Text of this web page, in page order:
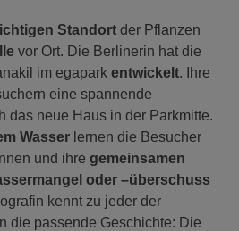
Standort der Pflanzen
vor Ort. Die Berlinerin hat die
im egapark entwickelt. Ihre
eine spannende
das neue Haus in der Parkmitte.
Wasser lernen die Besucher
und ihre gemeinsamen
oder –überschuss
kennt zu jeder der
die passende Geschichte: Die